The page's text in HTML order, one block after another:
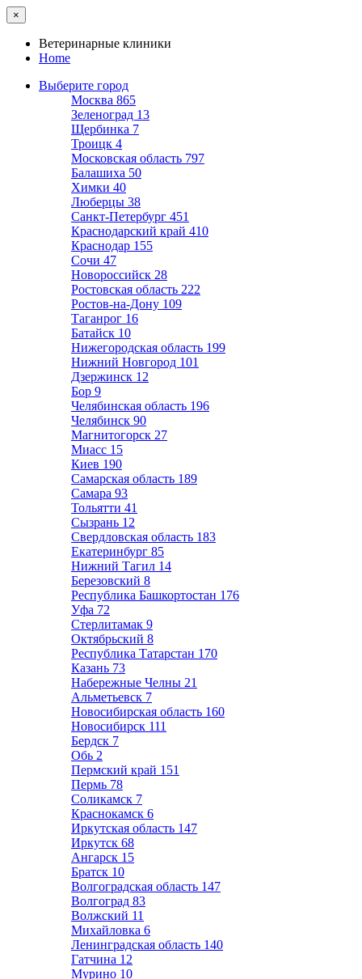
×
Ветеринарные клиники
Home
Выберите город
Москва 865
Зеленоград 13
Щербинка 7
Троицк 4
Московская область 797
Балашиха 50
Химки 40
Люберцы 38
Санкт-Петербург 451
Краснодарский край 410
Краснодар 155
Сочи 47
Новороссийск 28
Ростовская область 222
Ростов-на-Дону 109
Таганрог 16
Батайск 10
Нижегородская область 199
Нижний Новгород 101
Дзержинск 12
Бор 9
Челябинская область 196
Челябинск 90
Магнитогорск 27
Миасс 15
Киев 190
Самарская область 189
Самара 93
Тольятти 41
Сызрань 12
Свердловская область 183
Екатеринбург 85
Нижний Тагил 14
Березовский 8
Республика Башкортостан 176
Уфа 72
Стерлитамак 9
Октябрьский 8
Республика Татарстан 170
Казань 73
Набережные Челны 21
Альметьевск 7
Новосибирская область 160
Новосибирск 111
Бердск 7
Обь 2
Пермский край 151
Пермь 78
Соликамск 7
Краснокамск 6
Иркутская область 147
Иркутск 68
Ангарск 15
Братск 10
Волгоградская область 147
Волгоград 83
Волжский 11
Михайловка 6
Ленинградская область 140
Гатчина 12
Мурино 10